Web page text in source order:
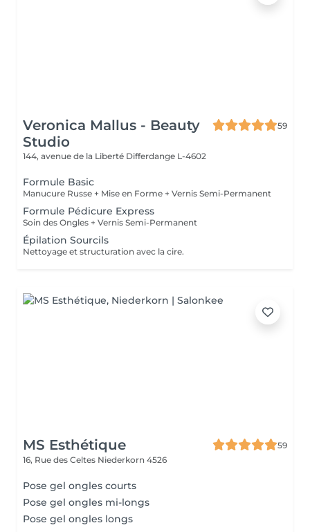
Veronica Mallus - Beauty
Studio
59
144, avenue de la Liberté Differdange L-4602
Formule Basic
Manucure Russe + Mise en Forme + Vernis Semi-Permanent
Formule Pédicure Express
Soin des Ongles + Vernis Semi-Permanent
Épilation Sourcils
Nettoyage et structuration avec la cire.
MS Esthétique
59
16, Rue des Celtes Niederkorn 4526
Pose gel ongles courts
Pose gel ongles mi-longs
Pose gel ongles longs